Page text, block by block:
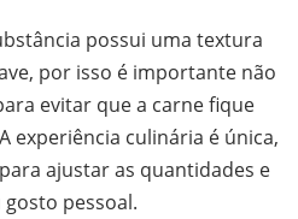
possui uma textura
por isso é importante não
evitar que a carne fique
experiência culinária é única,
ajustar as quantidades e
pessoal.